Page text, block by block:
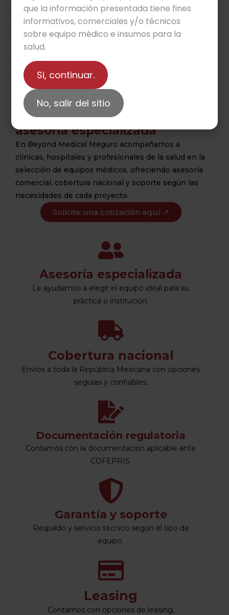
¿Ofrecen instalación y capacitación técnica?
¿Cuentan con servicio técnico de
mantenimiento?
Equipamiento médico con
asesoría especializada
En Beyond Medical Meguro acompañamos a
clínicas, hospitales y profesionales de la salud en la
selección de equipos médicos, ofreciendo asesoría
comercial, cobertura nacional y soporte según las
necesidades de cada proyecto.
Solicite una cotización aquí ↗
Asesoría especializada
Le ayudamos a elegir el equipo ideal para su
práctica o institución.
Cobertura nacional
Envíos a toda la República Mexicana con opciones
seguras y confiables.
Documentación regulatoria
Contamos con la documentación aplicable ante
COFEPRIS.
Garantía y soporte
Respaldo y servicio técnico según el tipo de
equipo.
Leasing
Contamos con opciones de leasing,
que la información presentada tiene fines
informativos, comerciales y/o técnicos
sobre equipo médico e insumos para la
salud.
Si, continuar.
No, salir del sitio